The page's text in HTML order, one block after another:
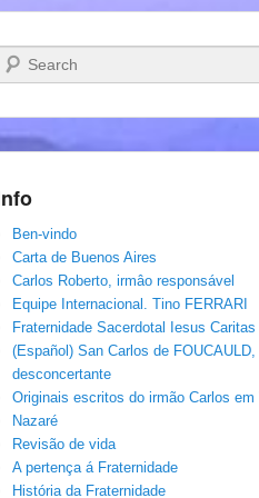
Pesquisar…
Ben-vindo
Carta de Buenos Aires
Carlos Roberto, irmâo responsável
Equipe Internacional. Tino FERRARI
Fraternidade Sacerdotal Iesus Caritas
(Español) San Carlos de
desconcertante
Originais escritos do irmão Carlos
Nazaré
Revisão de vida
A pertença á Fraternidade
História da Fraternidade